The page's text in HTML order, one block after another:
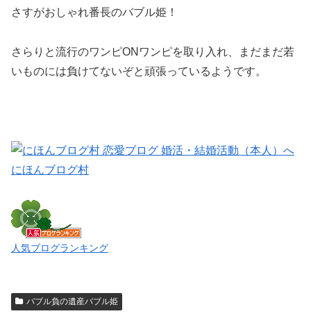
さすがおしゃれ番長のバブル姫！
さらりと流行のワンピONワンピを取り入れ、まだまだ若
いものには負けてないぞと頑張っているようです。
にほんブログ村
人気ブログランキング
バブル負の遺産バブル姫